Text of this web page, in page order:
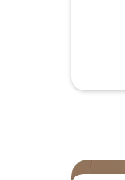
stoelen
het